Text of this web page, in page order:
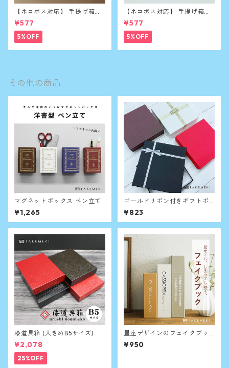
【ネコポス対応】 手提げ箱
（大）5枚セット(アニマル)
¥577
5%OFF
【ネコポス対応】 手提げ箱
（大）5枚セット(パステル)
¥577
5%OFF
その他の商品
マグネットボックス ペン立て
¥1,265
ゴールドリボン付きギフトボ
¥823
漆道具箱 (大きめB5サイズ)
¥2,078
25%OFF
星座デザインのフェイクブッ
ク収納（単品）
¥950